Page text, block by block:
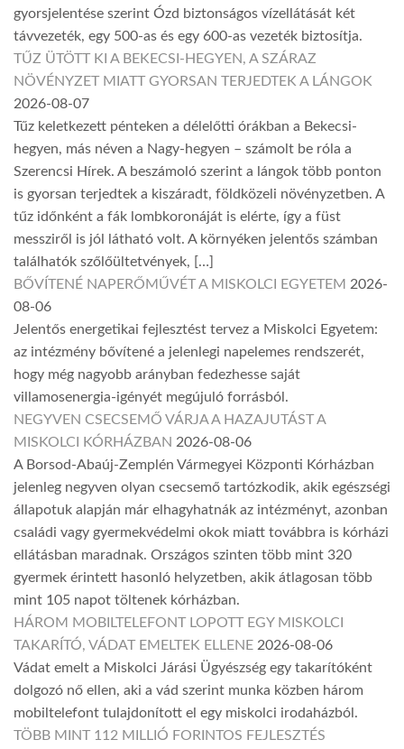
gyorsjelentése szerint Ózd biztonságos vízellátását két
távvezeték, egy 500-as és egy 600-as vezeték biztosítja.
TŰZ ÜTÖTT KI A BEKECSI-HEGYEN, A SZÁRAZ
NÖVÉNYZET MIATT GYORSAN TERJEDTEK A LÁNGOK
2026-08-07
Tűz keletkezett pénteken a délelőtti órákban a Bekecsi-
hegyen, más néven a Nagy-hegyen – számolt be róla a
Szerencsi Hírek. A beszámoló szerint a lángok több ponton
is gyorsan terjedtek a kiszáradt, földközeli növényzetben. A
tűz időnként a fák lombkoronáját is elérte, így a füst
messziről is jól látható volt. A környéken jelentős számban
találhatók szőlőültetvények, […]
BŐVÍTENÉ NAPERŐMŰVÉT A MISKOLCI EGYETEM 2026-
08-06
Jelentős energetikai fejlesztést tervez a Miskolci Egyetem:
az intézmény bővítené a jelenlegi napelemes rendszerét,
hogy még nagyobb arányban fedezhesse saját
villamosenergia-igényét megújuló forrásból.
NEGYVEN CSECSEMŐ VÁRJA A HAZAJUTÁST A
MISKOLCI KÓRHÁZBAN 2026-08-06
A Borsod-Abaúj-Zemplén Vármegyei Központi Kórházban
jelenleg negyven olyan csecsemő tartózkodik, akik egészségi
állapotuk alapján már elhagyhatnák az intézményt, azonban
családi vagy gyermekvédelmi okok miatt továbbra is kórházi
ellátásban maradnak. Országos szinten több mint 320
gyermek érintett hasonló helyzetben, akik átlagosan több
mint 105 napot töltenek kórházban.
HÁROM MOBILTELEFONT LOPOTT EGY MISKOLCI
TAKARÍTÓ, VÁDAT EMELTEK ELLENE 2026-08-06
Vádat emelt a Miskolci Járási Ügyészség egy takarítóként
dolgozó nő ellen, aki a vád szerint munka közben három
mobiltelefont tulajdonított el egy miskolci irodaházból.
TÖBB MINT 112 MILLIÓ FORINTOS FEJLESZTÉS